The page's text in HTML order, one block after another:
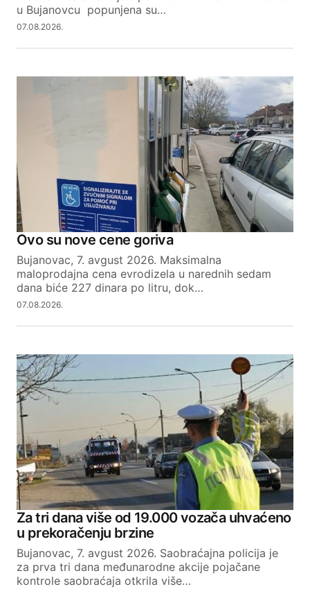
u Bujanovcu popunjena su…
07.08.2026.
Ovo su nove cene goriva
Bujanovac, 7. avgust 2026. Maksimalna
maloprodajna cena evrodizela u narednih sedam
dana biće 227 dinara po litru, dok…
07.08.2026.
Za tri dana više od 19.000 vozača uhvaćeno
u prekoračenju brzine
Bujanovac, 7. avgust 2026. Saobraćajna policija je
za prva tri dana međunarodne akcije pojačane
kontrole saobraćaja otkrila više…